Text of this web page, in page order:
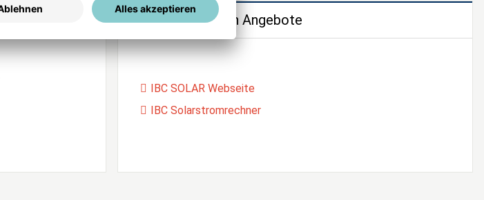
Unsere weiteren Angebote
IBC SOLAR Webseite
IBC Solarstromrechner